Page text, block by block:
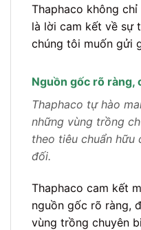
Thaphaco không
là lời cam kết về sự
chúng tôi muốn gửi
Nguồn gốc rõ ràng,
Thaphaco tự hào
những vùng trồng
theo tiêu chuẩn hữu
đối.
Thaphaco cam kết
nguồn gốc rõ ràng,
vùng trồng chuyên